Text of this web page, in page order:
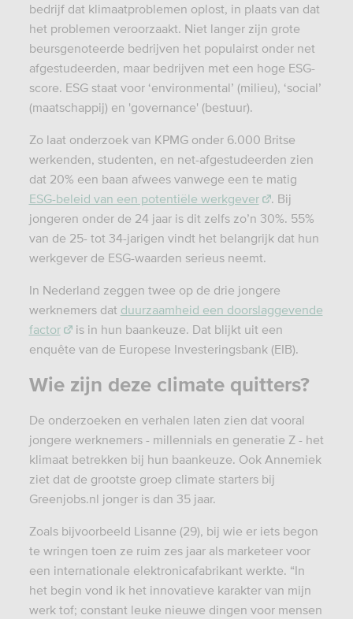
bedrijf dat klimaatproblemen oplost, in plaats van dat
het problemen veroorzaakt. Niet langer zijn grote
beursgenoteerde bedrijven het populairst onder net
afgestudeerden, maar bedrijven met een hoge ESG-
score. ESG staat voor ‘environmental’ (milieu), ‘social’
(maatschappij) en 'governance' (bestuur).
Zo laat onderzoek van KPMG onder 6.000 Britse
werkenden, studenten, en net-afgestudeerden zien
dat 20% een baan afwees vanwege een te matig
ESG-beleid van een potentiële werkgever
. Bij
jongeren onder de 24 jaar is dit zelfs zo’n 30%. 55%
van de 25- tot 34-jarigen vindt het belangrijk dat hun
werkgever de ESG-waarden serieus neemt.
In Nederland zeggen twee op de drie jongere
werknemers dat duurzaamheid een doorslaggevende
factor
is in hun baankeuze. Dat blijkt uit een
enquête van de Europese Investeringsbank (EIB).
Wie zijn deze climate quitters?
De onderzoeken en verhalen laten zien dat vooral
jongere werknemers - millennials en generatie Z - het
klimaat betrekken bij hun baankeuze. Ook Annemiek
ziet dat de grootste groep climate starters bij
Greenjobs.nl jonger is dan 35 jaar.
Zoals bijvoorbeeld Lisanne (29), bij wie er iets begon
te wringen toen ze ruim zes jaar als marketeer voor
een internationale elektronicafabrikant werkte. “In
het begin vond ik het innovatieve karakter van mijn
werk tof; constant leuke nieuwe dingen voor mensen